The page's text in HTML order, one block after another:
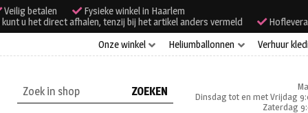
Veilig betalen
Fysieke winkel in Haarlem
u het direct afhalen, tenzij bij het artikel anders vermeld
Onze winkel
Heliumballonnen Verhuur
Zoeken
naar:
Dinsdag tot en met Vrijdag
Zaterdag